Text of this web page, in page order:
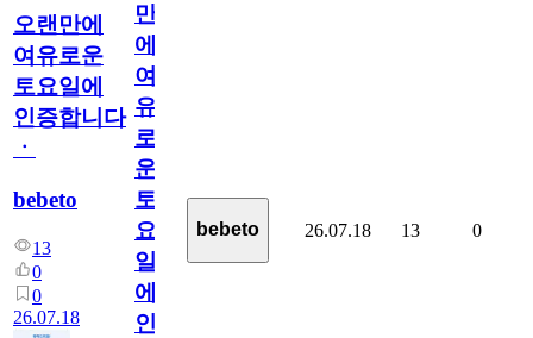
오랜만에
여유로운
토요일에
인증합니다
ㆍ
bebeto
13
0
0
26.07.18
만
에
여
유
로
운
토
요
일
에
인
bebeto 26.07.18 13 0